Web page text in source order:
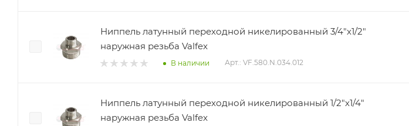
Ниппель латунный переходной никелированный 3/4"х1/2"
наружная резьба Valfex
В наличии Арт.: VF.580.N.034.012
Ниппель латунный переходной никелированный 1/2"х1/4"
наружная резьба Valfex